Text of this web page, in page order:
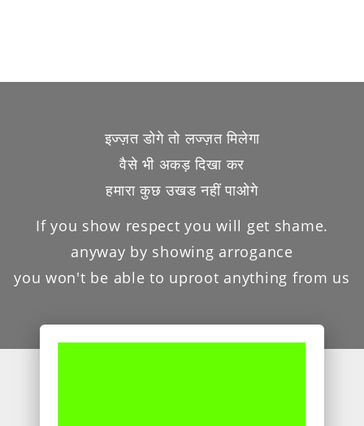
इज्ज़त डोगे तो लज्ज़त मिलेगा
वैसे भी अकड़ दिखा कर
हमारा कुछ उखड नहीं पाओगे
If you show respect you will get shame.
anyway by showing arrogance
you won't be able to uproot anything from us